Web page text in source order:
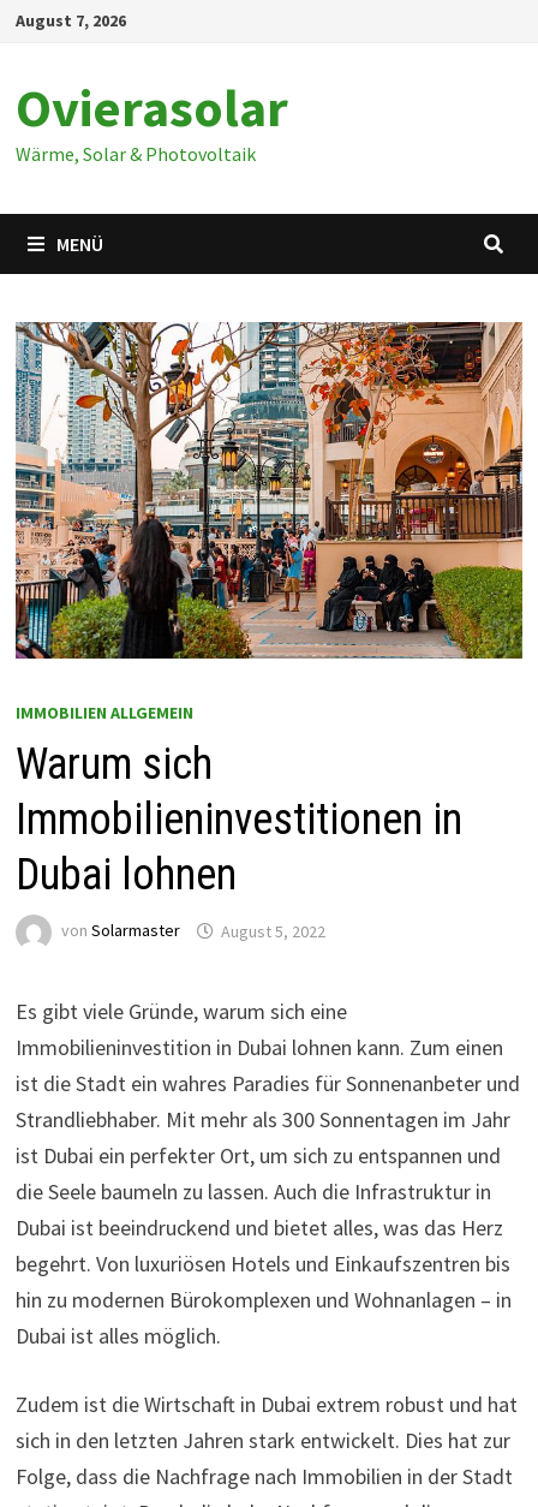
Zum
August 7, 2026
Ovierasolar
Wärme, Solar & Photovoltaik
MENÜ
IMMOBILIEN ALLGEMEIN
Warum sich
Immobilieninvestitionen in
Dubai lohnen
von Solarmaster August 5, 2022
Es gibt viele Gründe, warum sich eine
Immobilieninvestition in Dubai lohnen kann. Zum einen
ist die Stadt ein wahres Paradies für Sonnenanbeter und
Strandliebhaber. Mit mehr als 300 Sonnentagen im Jahr
ist Dubai ein perfekter Ort, um sich zu entspannen und
die Seele baumeln zu lassen. Auch die Infrastruktur in
Dubai ist beeindruckend und bietet alles, was das Herz
begehrt. Von luxuriösen Hotels und Einkaufszentren bis
hin zu modernen Bürokomplexen und Wohnanlagen – in
Dubai ist alles möglich.
Zudem ist die Wirtschaft in Dubai extrem robust und hat
sich in den letzten Jahren stark entwickelt. Dies hat zur
Folge, dass die Nachfrage nach Immobilien in der Stadt